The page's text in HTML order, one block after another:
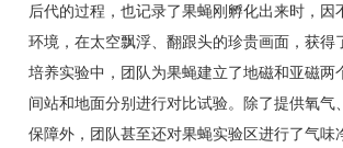
后代的过程，也记录了果蝇刚孵化出来时，因
环境，在太空飘浮、翻跟头的珍贵画面，获得
培养实验中，团队为果蝇建立了地磁和亚磁两
间站和地面分别进行对比试验。除了提供氧气
保障外，团队甚至还对果蝇实验区进行了气味